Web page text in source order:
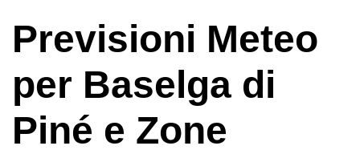
Previsioni Meteo
per Baselga di
Piné e Zone